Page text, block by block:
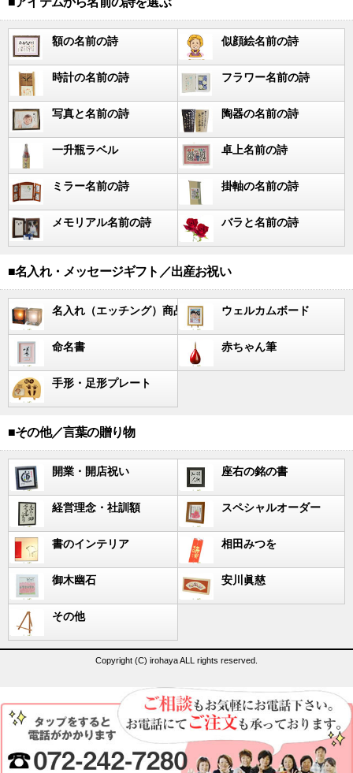
額の名前の詩 似顔絵名前の詩
時計の名前の詩 フラワー名前の詩
写真と名前の詩 陶器の名前の詩
一升瓶ラベル 卓上名前の詩
ミラー名前の詩 掛軸の名前の詩
メモリアル名前の詩 バラと名前の詩
■名入れ・メッセージギフト／出産お祝い
名入れ（エッチング）商品 ウェルカムボード
命名書 赤ちゃん筆
手形・足形プレート
■その他／言葉の贈り物
開業・開店祝い 座右の銘の書
経営理念・社訓額 スペシャルオーダー
書のインテリア 相田みつを
御木幽石 安川眞慈
その他
Copyright (C) irohaya ALL rights reserved.